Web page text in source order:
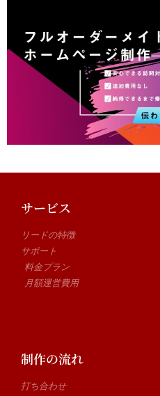
サービス
リードの特徴
サポート
料金プラン
月額運営費用
制作の流れ
打ち合わせ